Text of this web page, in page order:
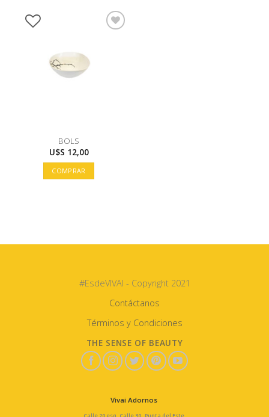
BOLS
U$S 12,00
COMPRAR
#EsdeVIVAI - Copyright 2021
Contáctanos
Términos y Condiciones
THE SENSE OF BEAUTY
Vivai Adornos